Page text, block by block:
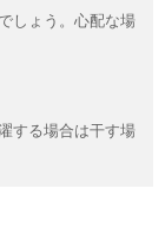
しょう。心配な場
する場合は干す場